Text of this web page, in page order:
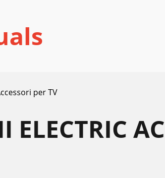
per TV
ELECTRIC